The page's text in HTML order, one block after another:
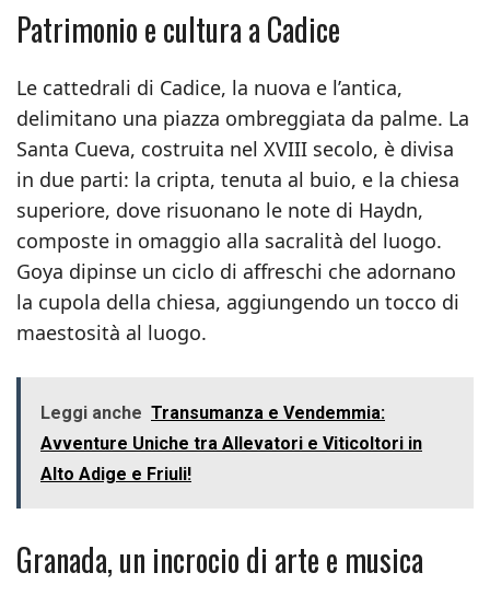
Patrimonio e cultura a Cadice
Le cattedrali di Cadice, la nuova e l’antica,
delimitano una piazza ombreggiata da palme. La
Santa Cueva, costruita nel XVIII secolo, è divisa
in due parti: la cripta, tenuta al buio, e la chiesa
superiore, dove risuonano le note di Haydn,
composte in omaggio alla sacralità del luogo.
Goya dipinse un ciclo di affreschi che adornano
la cupola della chiesa, aggiungendo un tocco di
maestosità al luogo.
Leggi anche Transumanza e Vendemmia:
Avventure Uniche tra Allevatori e Viticoltori in
Alto Adige e Friuli!
Granada, un incrocio di arte e musica